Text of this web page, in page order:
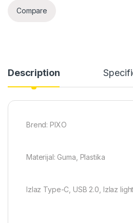
Compare
Description
Brend: PIXO
Materijal: Guma, Plastika
Izlaz Type-C, USB 2.0, Izlaz